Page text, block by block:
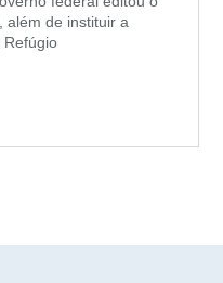
além de instituir a
Refúgio